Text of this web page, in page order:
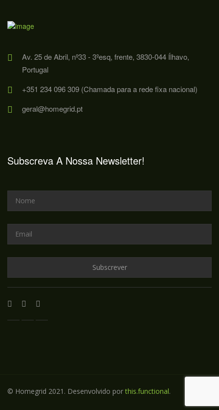
Av. 25 de Abril, nº33 - 3ºesq, frente, 3830-044 Ílhavo,
Portugal
+351 234 096 309 (Chamada para a rede fixa nacional)
geral@homegrid.pt
Subscreva A Nossa Newsletter!
© Homegrid 2021. Desenvolvido porthis.functional.